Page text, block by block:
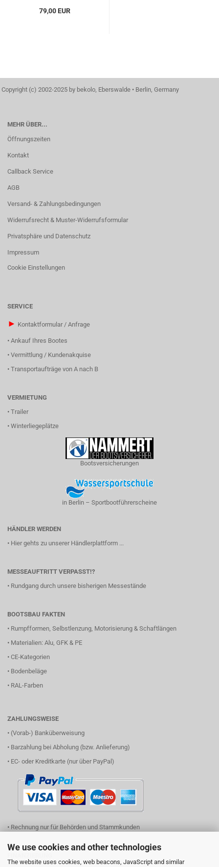
We use cookies and other technologies
The website uses cookies, web beacons, JavaScript and similar
79,00 EUR
Copyright (c) 2002-2025 by bekolo, Eberswalde • Berlin, Germany
MEHR ÜBER...
Öffnungszeiten
Kontakt
Callback Service
AGB
Versand- & Zahlungsbedingungen
Widerrufsrecht & Muster-Widerrufsformular
Privatsphäre und Datenschutz
Impressum
Cookie Einstellungen
SERVICE
► Kontaktformular / Anfrage
• Ankauf Ihres Bootes
• Vermittlung / Kundenakquise
• Transportaufträge von A nach B
VERMIETUNG
• Trailer
• Winterliegeplätze
Bootsversicherungen
in Berlin – Sportbootführerscheine
HÄNDLER WERDEN
• Hier gehts zu unserer Händlerplattform ...
MESSEAUFTRITT VERPASST!?
• Rundgang durch unsere bisherigen Messestände
BOOTSBAU FAKTEN
• Rumpfformen, Selbstlenzung, Motorisierung & Schaftlängen
• Materialien: Alu, GFK & PE
• CE-Kategorien
• Bodenbeläge
• RAL-Farben
ZAHLUNGSWEISE
• (Vorab-) Banküberweisung
• Barzahlung bei Abholung (bzw. Anlieferung)
• EC- oder Kreditkarte (nur über PayPal)
• Rechnung nur für Behörden und Stammkunden